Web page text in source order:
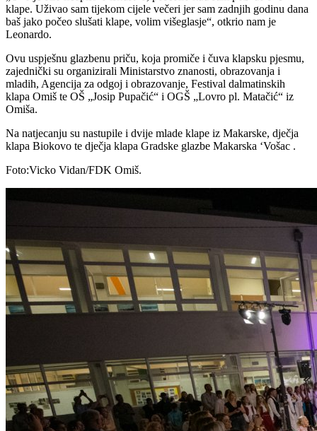
klape. Uživao sam tijekom cijele večeri jer sam zadnjih godinu dana
baš jako počeo slušati klape, volim višeglasje“, otkrio nam je
Leonardo.
Ovu uspješnu glazbenu priču, koja promiče i čuva klapsku pjesmu,
zajednički su organizirali Ministarstvo znanosti, obrazovanja i
mladih, Agencija za odgoj i obrazovanje, Festival dalmatinskih
klapa Omiš te OŠ „Josip Pupačić“ i OGŠ „Lovro pl. Matačić“ iz
Omiša.
Na natjecanju su nastupile i dvije mlade klape iz Makarske, dječja
klapa Biokovo te dječja klapa Gradske glazbe Makarska ‘Vošac .
Foto:Vicko Vidan/FDK Omiš.